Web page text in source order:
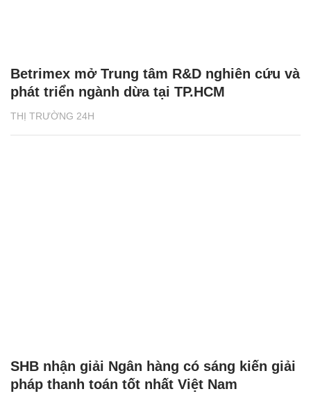
THỊ TRƯỜNG 24H
Betrimex mở Trung tâm R&D nghiên cứu và
phát triển ngành dừa tại TP.HCM
SHB nhận giải Ngân hàng có sáng kiến giải
pháp thanh toán tốt nhất Việt Nam